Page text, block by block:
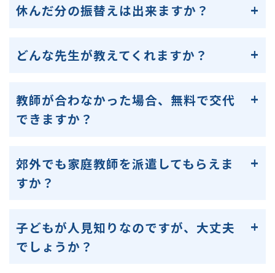
休んだ分の振替えは出来ますか？
どんな先生が教えてくれますか？
教師が合わなかった場合、無料で交代
できますか？
郊外でも家庭教師を派遣してもらえま
すか？
子どもが人見知りなのですが、大丈夫
でしょうか？